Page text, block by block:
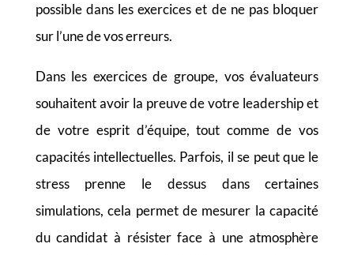
possible dans les exercices et de ne pas bloquer
sur l’une de vos erreurs.
Dans les exercices de groupe, vos évaluateurs
souhaitent avoir la preuve de votre leadership et
de votre esprit d’équipe, tout comme de vos
capacités intellectuelles. Parfois, il se peut que le
stress prenne le dessus dans certaines
simulations, cela permet de mesurer la capacité
du candidat à résister face à une atmosphère